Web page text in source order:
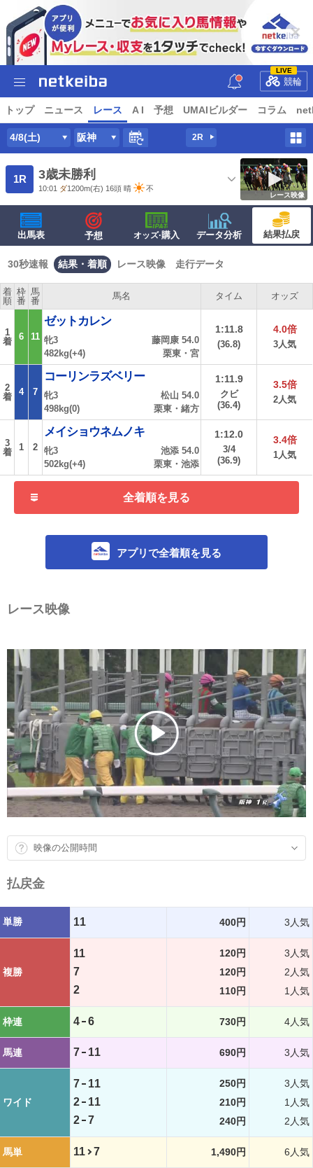
LIVE
競輪
トップ ニュース レース A I 予想 UMAIビルダー コラム
4/8(土) 阪神 2R
1R 3歳未勝利
10:01 ダ1200m(右) 16頭 晴 不
レース映像
出馬表 予想 オッズ·購入 データ分析 結果払戻
30秒速報 結果・着順 レース映像 走行データ
着
順
枠
番
馬
番
馬名 タイム オッズ
1
着
6 11
ゼットカレン
牝3
482kg(+4)
藤岡康 54.0
栗東・宮
1:11.8
(36.8)
4.0倍
3人気
2
着
4 7
コーリンラズベリー
牝3
498kg(0)
松山 54.0
栗東・緒方
1:11.9
クビ
(36.4)
3.5倍
2人気
3
着
1 2
メイショウネムノキ
牝3
502kg(+4)
池添 54.0
栗東・池添
1:12.0
3/4
(36.9)
3.4倍
1人気
全着順を見る
アプリで全着順を見る
レース映像
映像の公開時間
払戻金
単勝 11 400円 3人気
複勝
11
7
2
120円
120円
110円
3人気
2人気
1人気
枠連 4 6 730円 4人気
馬連 7 11 690円 3人気
ワイド
7
11
2
11
2
7
250円
210円
240円
3人気
1人気
2人気
馬単 11 7 1,490円 6人気